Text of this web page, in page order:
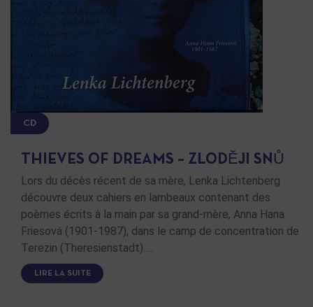
CD
THIEVES OF DREAMS – ZLODĚJI SNŮ
Lors du décès récent de sa mère, Lenka Lichtenberg
découvre deux cahiers en lambeaux contenant des
poèmes écrits à la main par sa grand-mère, Anna Hana
Friesová (1901-1987), dans le camp de concentration de
Terezin (Theresienstadt) …
LIRE LA SUITE